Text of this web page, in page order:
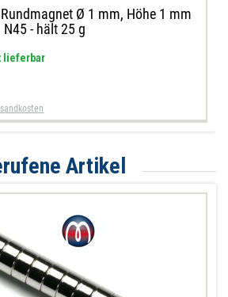
Ø 1 mm, Höhe 1 mm
- hält 25 g
lieferbar
Artikel